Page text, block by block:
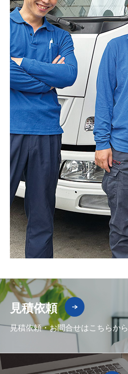
見積依頼
見積依頼・お問合せはこちらから